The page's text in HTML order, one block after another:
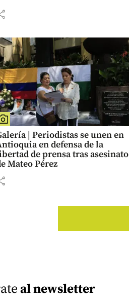
| Periodistas se unen en
en defensa de la
de prensa tras asesinato
Mateo Pérez
al newsletter